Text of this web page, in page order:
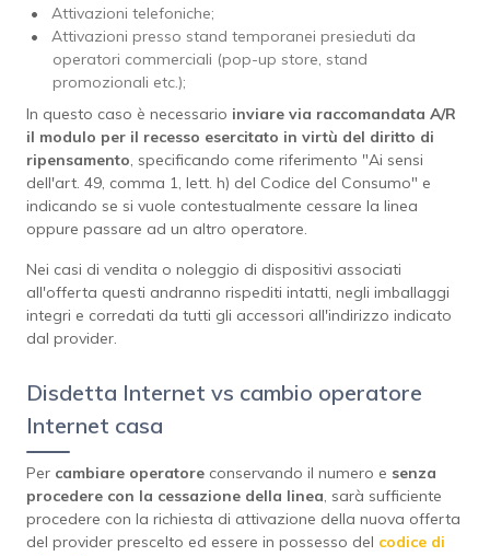
Attivazioni telefoniche;
Attivazioni presso stand temporanei presieduti da
operatori commerciali (pop-up store, stand
promozionali etc.);
In questo caso è necessario inviare via raccomandata A/R
il modulo per il recesso esercitato in virtù del diritto di
ripensamento, specificando come riferimento "Ai sensi
dell'art. 49, comma 1, lett. h) del Codice del Consumo" e
indicando se si vuole contestualmente cessare la linea
oppure passare ad un altro operatore.
Nei casi di vendita o noleggio di dispositivi associati
all'offerta questi andranno rispediti intatti, negli imballaggi
integri e corredati da tutti gli accessori all'indirizzo indicato
dal provider.
Disdetta Internet vs cambio operatore
Internet casa
Per cambiare operatore conservando il numero e senza
procedere con la cessazione della linea, sarà sufficiente
procedere con la richiesta di attivazione della nuova offerta
del provider prescelto ed essere in possesso del codice di